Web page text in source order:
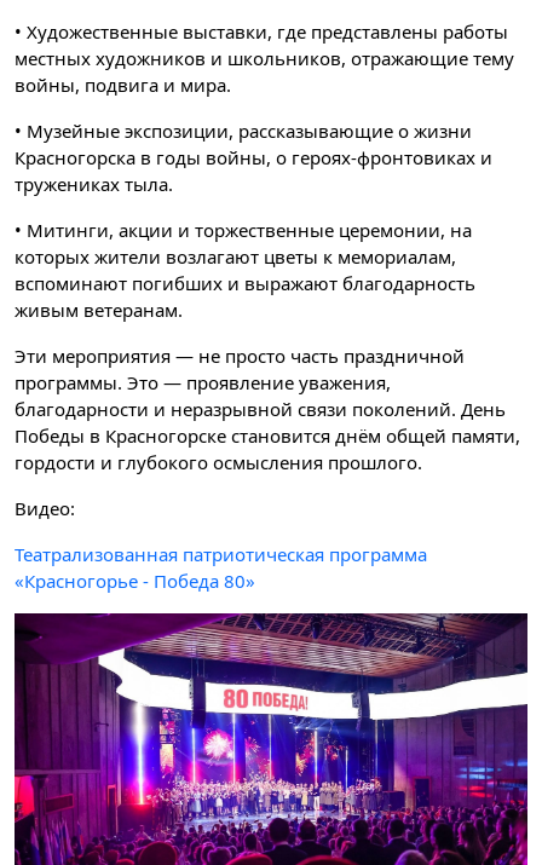
• Художественные выставки, где представлены работы
местных художников и школьников, отражающие тему
войны, подвига и мира.
• Музейные экспозиции, рассказывающие о жизни
Красногорска в годы войны, о героях-фронтовиках и
тружениках тыла.
• Митинги, акции и торжественные церемонии, на
которых жители возлагают цветы к мемориалам,
вспоминают погибших и выражают благодарность
живым ветеранам.
Эти мероприятия — не просто часть праздничной
программы. Это — проявление уважения,
благодарности и неразрывной связи поколений. День
Победы в Красногорске становится днём общей памяти,
гордости и глубокого осмысления прошлого.
Видео:
Театрализованная патриотическая программа
«Красногорье - Победа 80»